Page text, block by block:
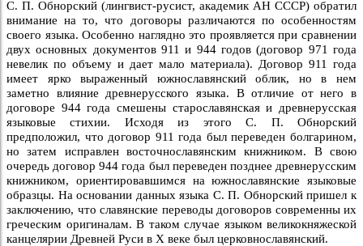
С. П. Обнорский (лингвист-русист, академик АН СССР) обратил
внимание на то, что договоры различаются по особенностям
своего языка. Особенно наглядно это проявляется при сравнении
двух основных документов 911 и 944 годов (договор 971 года
невелик по объему и дает мало материала). Договор 911 года
имеет ярко выраженный южнославянский облик, но в нем
заметно влияние древнерусского языка. В отличие от него в
договоре 944 года смешены старославянская и древнерусская
языковые стихии. Исходя из этого С. П. Обнорский
предположил, что договор 911 года был переведен болгарином,
но затем исправлен восточнославянским книжником. В свою
очередь договор 944 года был переведен позднее древнерусским
книжником, ориентировавшимся на южнославянские языковые
образцы. На основании данных языка С. П. Обнорский пришел к
заключению, что славянские переводы договоров современны их
греческим оригиналам. В таком случае языком великокняжеской
канцелярии Древней Руси в X веке был церковнославянский.